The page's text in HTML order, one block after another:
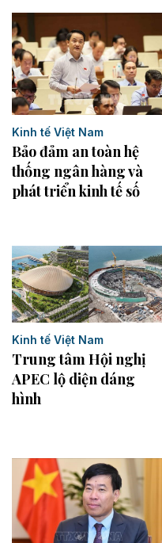
Kinh tế Việt Nam
Bảo đảm an toàn hệ
thống ngân hàng và
phát triển kinh tế số
Kinh tế Việt Nam
Trung tâm Hội nghị
APEC lộ diện dáng
hình